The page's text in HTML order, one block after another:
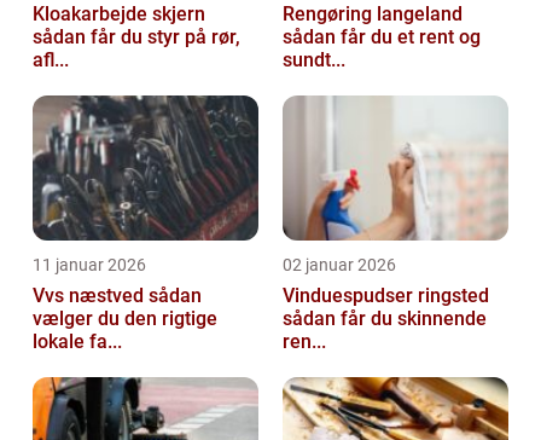
Kloakarbejde skjern
sådan får du styr på rør,
afl...
Rengøring langeland
sådan får du et rent og
sundt...
11 januar 2026
Vvs næstved sådan
vælger du den rigtige
lokale fa...
02 januar 2026
Vinduespudser ringsted
sådan får du skinnende
ren...